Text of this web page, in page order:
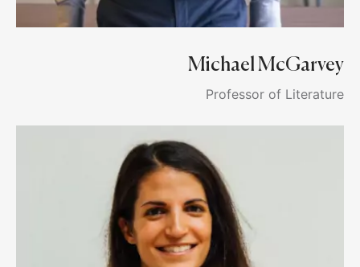
Michael McGarvey
Professor of Literature